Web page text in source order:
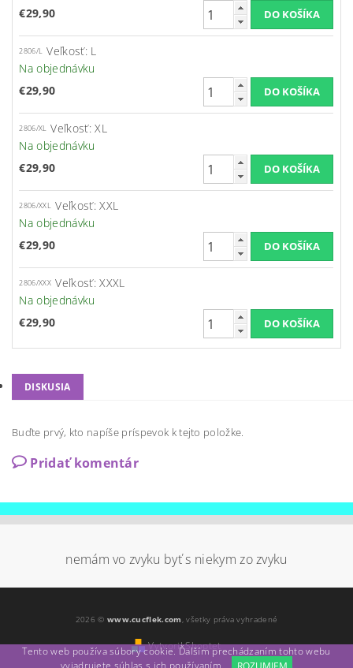
€29,90
2806/L Veľkosť: L
Na objednávku
€29,90
2806/XL Veľkosť: XL
Na objednávku
€29,90
2806/XXL Veľkosť: XXL
Na objednávku
€29,90
2806/XXX Veľkosť: XXXL
Na objednávku
€29,90
DISKUSIA
Buďte prvý, kto napíše príspevok k tejto položke.
Pridať komentár
nemám vo zvyku byť s niekym zo zvyku
2026 © www.cucflek.com, všetky práva vyhradené
Vytvoril Shoptet
Tento web používa súbory cookie. Ďalším prechádzaním tohto webu